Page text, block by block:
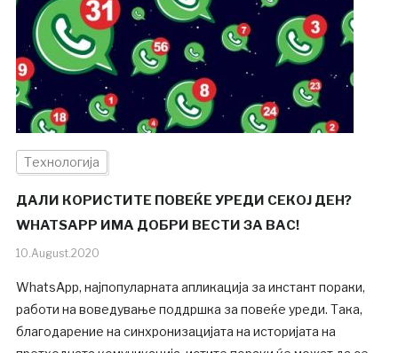
Технологија
ДАЛИ КОРИСТИТЕ ПОВЕЌЕ УРЕДИ СЕКОЈ ДЕН?
WHATSAPP ИМА ДОБРИ ВЕСТИ ЗА ВАС!
10.August.2020
WhatsApp, најпопуларната апликација за инстант пораки,
работи на воведување поддршка за повеќе уреди. Така,
благодарение на синхронизацијата на историјата на